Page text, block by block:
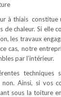
à thiais
de chaleur. Si elle
les travaux
cas, notre
par l’intérieur.
Ainsi, si vos
sous la toiture